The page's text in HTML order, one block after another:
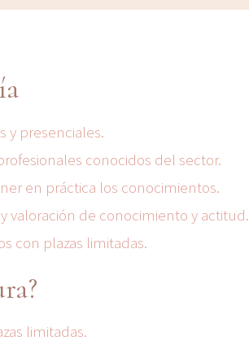
y presenciales.
conocidos del sector.
en práctica los conocimientos.
valoración de conocimiento y actitud.
con plazas limitadas.
limitadas.